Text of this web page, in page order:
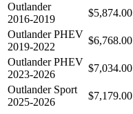
Outlander
2016-2019
$5,874.00
Outlander PHEV
2019-2022
$6,768.00
Outlander PHEV
2023-2026
$7,034.00
Outlander Sport
2025-2026
$7,179.00